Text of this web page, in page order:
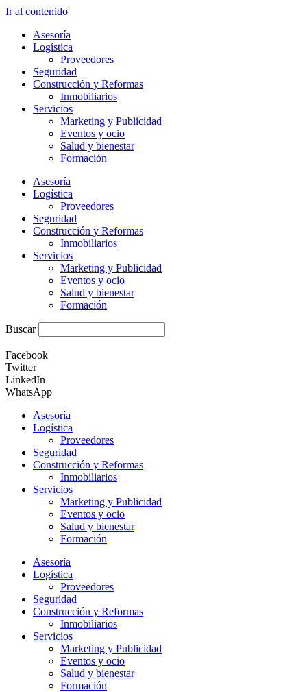
Ir al contenido
Asesoría
Logística
Proveedores
Seguridad
Construcción y Reformas
Inmobiliarios
Servicios
Marketing y Publicidad
Eventos y ocio
Salud y bienestar
Formación
Asesoría
Logística
Proveedores
Seguridad
Construcción y Reformas
Inmobiliarios
Servicios
Marketing y Publicidad
Eventos y ocio
Salud y bienestar
Formación
Buscar
Facebook
Twitter
LinkedIn
WhatsApp
Asesoría
Logística
Proveedores
Seguridad
Construcción y Reformas
Inmobiliarios
Servicios
Marketing y Publicidad
Eventos y ocio
Salud y bienestar
Formación
Asesoría
Logística
Proveedores
Seguridad
Construcción y Reformas
Inmobiliarios
Servicios
Marketing y Publicidad
Eventos y ocio
Salud y bienestar
Formación